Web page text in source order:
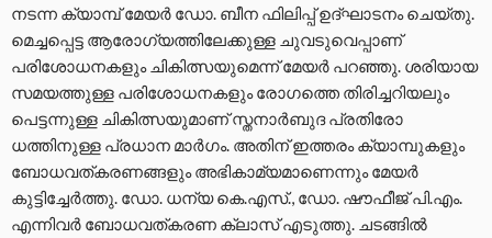
നടന്ന ക്യാമ്പ് മേയര്‍ ഡോ. ബീന ഫിലിപ്പ് ഉദ്ഘാടനം ചെയ്തു.
മെച്ചപ്പെട്ട ആരോഗ്യത്തിലേക്കുള്ള ചുവടുവെപ്പാണ്
പരിശോധനകളും ചികിത്സയുമെന്ന് മേയർ പറഞ്ഞു. ശരിയായ
സമയത്തുള്ള പരിശോധനകളും രോഗത്തെ തിരിച്ചറിയലും
പെട്ടന്നുള്ള ചികിത്സയുമാണ് സ്തനാർബുദ പ്രതിരോ
ധത്തിനുള്ള പ്രധാന മാർഗം. അതിന് ഇത്തരം ക്യാമ്പുകളും
ബോധവത്കരണങ്ങളും അഭികാമ്യമാണെന്നും മേയർ
കുട്ടിച്ചേർത്തു. ഡോ. ധന്യ കെ.എസ്., ഡോ. ഷൗഫീജ് പി.എം.
എന്നിവര്‍ ബോധവത്കരണ ക്ലാസ് എടുത്തു. ചടങ്ങില്‍